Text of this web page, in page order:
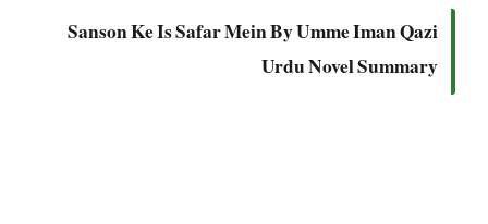
Sanson Ke Is Safar Mein By Umme Iman Qazi
Urdu Novel Summary